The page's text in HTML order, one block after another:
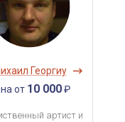
Георгиу
от 10 000₽
артист и